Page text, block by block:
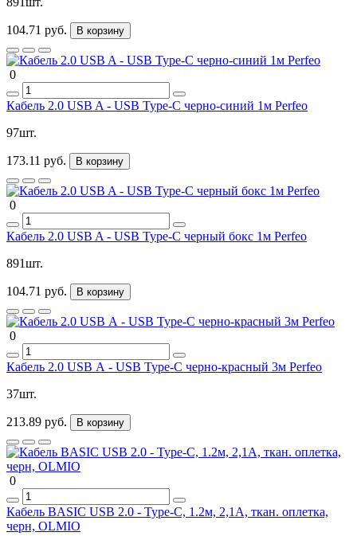
104.71 руб. В корзину
0
Кабель 2.0 USB A - USB Type-C черно-синий 1м Perfeo
97шт.
173.11 руб. В корзину
0
Кабель 2.0 USB A - USB Type-C черный бокс 1м Perfeo
891шт.
104.71 руб. В корзину
0
Кабель 2.0 USB А - USB Type-C черно-красный 3м Perfeo
37шт.
213.89 руб. В корзину
0
Кабель BASIC USB 2.0 - Type-C, 1.2м, 2,1А, ткан. оплетка,
черн, OLMIO